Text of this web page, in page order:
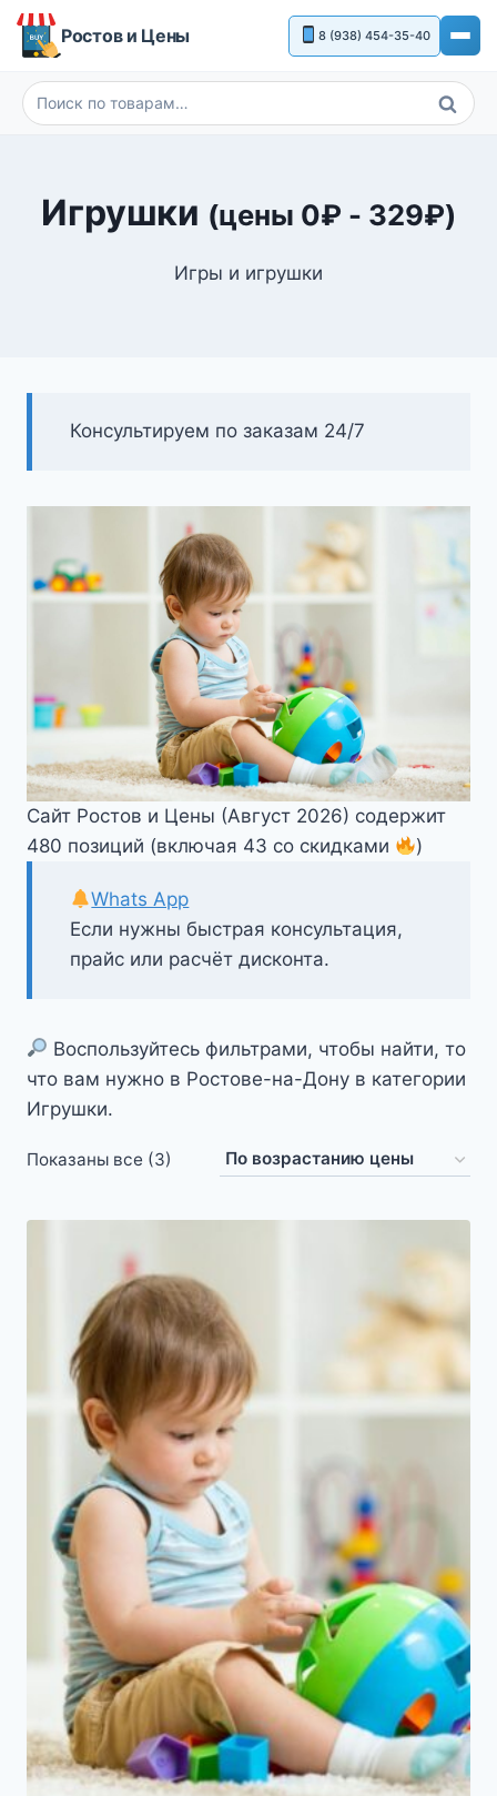
Перейти
Ростов и Цены 8 (938) 454-35-40
Искать:
Поиск
Игрушки (цены 0₽ - 329₽)
Игры и игрушки
Консультируем по заказам 24/7
Сайт Ростов и Цены (Август 2026) содержит
480 позиций (включая 43 со скидками
)
Если нужны быстрая консультация,
прайс или расчёт дисконта.
Whats App
Воспользуйтесь фильтрами, чтобы найти, то
что вам нужно в Ростове-на-Дону в категории
Игрушки.
Показаны все (3)
возрастанию